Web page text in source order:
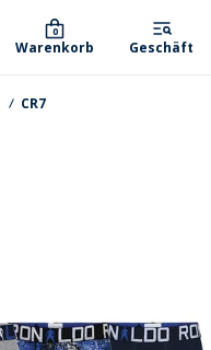
Warenkorb
0
Geschäft
CR7